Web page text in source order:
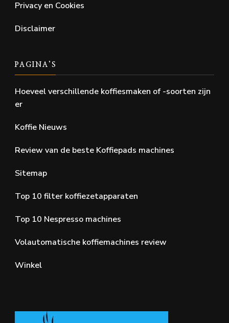
Privacy en Cookies
Disclaimer
PAGINA’S
Hoeveel verschillende koffiesmaken of -soorten zijn
er
Koffie Nieuws
Review van de beste Koffiepads machines
Sitemap
Top 10 filter koffiezetapparaten
Top 10 Nespresso machines
Volautomatische koffiemachines review
Winkel